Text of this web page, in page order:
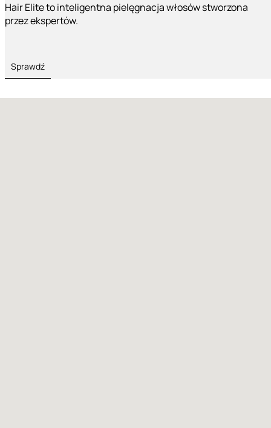
Hair Elite to inteligentna pielęgnacja włosów stworzona
przez ekspertów.
Sprawdź